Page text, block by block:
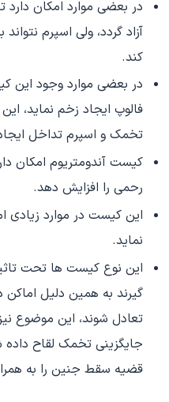
در بعضی موارد امکان
آزاد گردد، ولی اسپرم
کند.
در بعضی موارد وجود این
فالوپ ایجاد زخم نماید،
تخمک و اسپرم تداخل
کیست آندومتریوم امکان
رحمی را افزایش دهد.
این کیست در موارد زیادی
نماید.
این نوع کیست ها تحت
گیرند به همین دلیل
تعادل شوند، این موضوع
جایگزینی تخمک لقاح
قضیه سقط جنین را به